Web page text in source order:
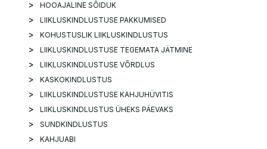
HOOAJALINE SÕIDUK
LIIKLUSKINDLUSTUSE PAKKUMISED
KOHUSTUSLIK LIIKLUSKINDLUSTUS
LIIKLUSKINDLUSTUSE TEGEMATA JÄTMINE
LIIKLUSKINDLUSTUSE VÕRDLUS
KASKOKINDLUSTUS
LIIKLUSKINDLUSTUSE KAHJUHÜVITIS
LIIKLUSKINDLUSTUS ÜHEKS PÄEVAKS
SUNDKINDLUSTUS
KAHJUABI